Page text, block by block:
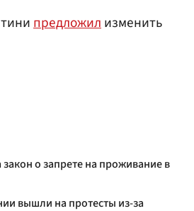
предложилизменить
о запрете на проживание в
вышли на протесты из-за